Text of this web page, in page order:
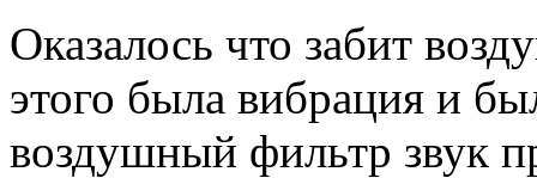
Оказалось что забит
этого была вибрация и
воздушный фильтр звук